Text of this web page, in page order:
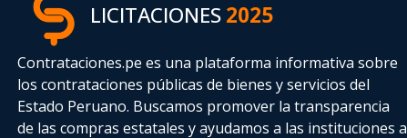
LICITACIONES2025
Contrataciones.pe es una plataforma informativa sobre
los contrataciones públicas de bienes y servicios del
Estado Peruano. Buscamos promover la transparencia
de las compras estatalesy ayudamos a las instituciones a